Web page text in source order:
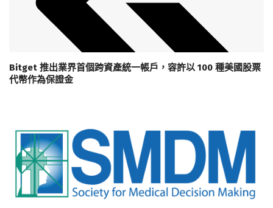
Bitget 推出業界首個跨資產統一帳戶，容許以 100 種美國股票
代幣作為保證金